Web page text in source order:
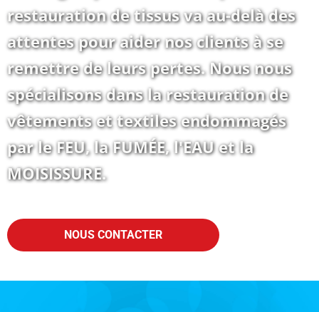
restauration de tissus va au-delà des
attentes pour aider nos clients à se
remettre de leurs pertes. Nous nous
spécialisons dans la restauration de
vêtements et textiles endommagés
par le FEU, la FUMÉE, l'EAU et la
MOISISSURE.
NOUS CONTACTER